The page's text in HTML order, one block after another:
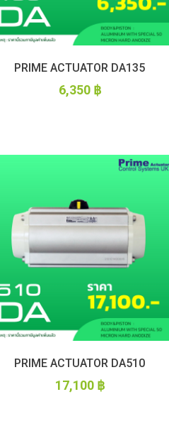
PRIME ACTUATOR DA135
6,350 ฿
PRIME ACTUATOR DA510
17,100 ฿